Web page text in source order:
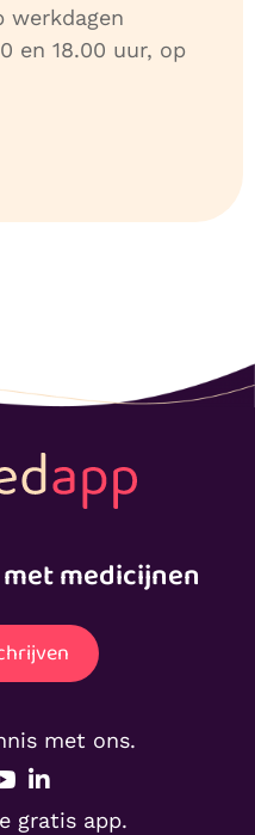
werkdagen
en 18.00 uur, op
medicijnen
met ons.
gratis app.